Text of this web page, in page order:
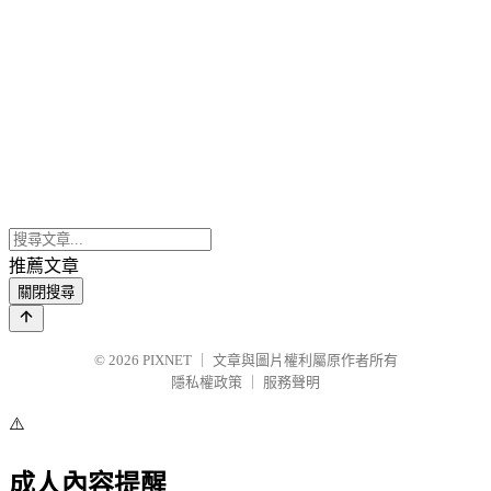
推薦文章
關閉搜尋
© 2026 PIXNET
文章與圖片權利屬原作者所有
隱私權政策
服務聲明
⚠️
成人內容提醒